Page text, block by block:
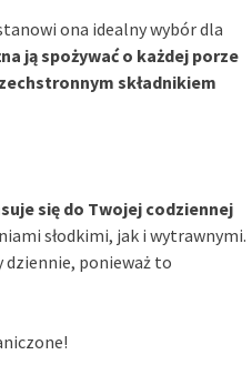
ona idealny wybór dla
ją spożywać o każdej porze
składnikiem
się do Twojej codziennej
słodkimi, jak i wytrawnymi.
dziennie, ponieważ to